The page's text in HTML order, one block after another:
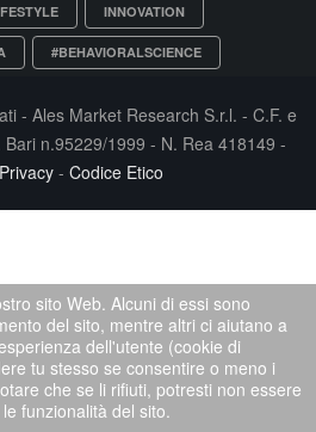
INNOVATION
#BEHAVIORALSCIENCE
- Ales Market Research S.r.l. - C.F. e
n.95229/1999 - N. Rea 418149 -
Privacy- Codice Etico
sito Web. Alcuni di essi sono
del sito, mentre altri ci aiutano a
dell'utente (cookie di
tu stesso se consentire o meno i
che se li rifiuti, potresti non essere
funzionalità del sito.